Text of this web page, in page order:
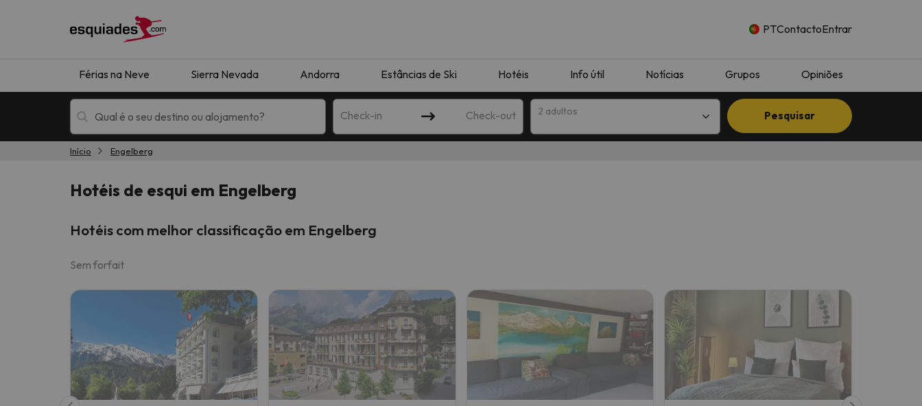
PTContactoEntrar
Férias na Neve Sierra Nevada Andorra Estâncias de Ski Hotéis Info útil Notícias Grupos Opiniões
Check-in Check-out 2 adultos Pesquisar
Oops, não encontramos nenhum resultado que corresponda à sua pesquisa. Tente modificar o destino.
Bem, parece que o nosso Seeker perdeu o seu caminho. Assim que encontrar a sua bússola, estará de volta.
Início Engelberg
Hotéis de esqui em Engelberg
Hotéis com melhor classificação em Engelberg
Sem forfait